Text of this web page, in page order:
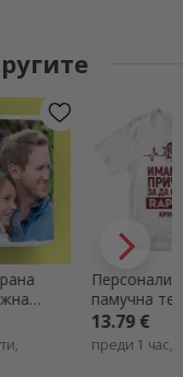
на
-
чаша със
текст –
дръжка
на сърце
7.99 €
преди 1 час,